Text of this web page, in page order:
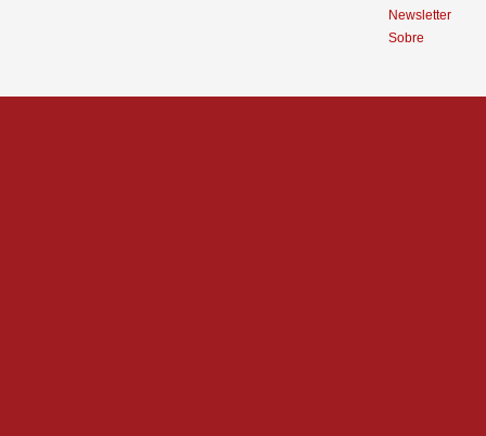
Newsletter
Sobre